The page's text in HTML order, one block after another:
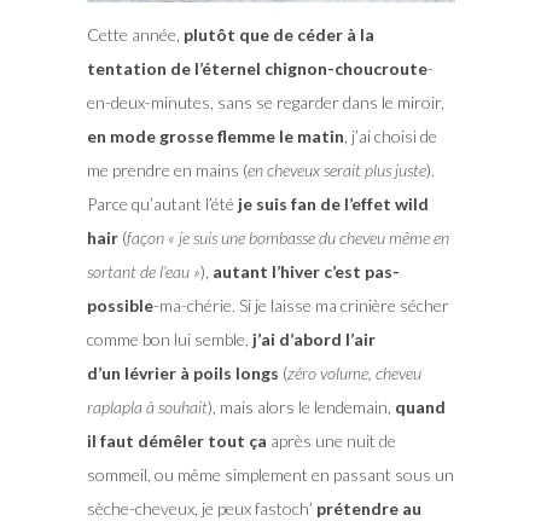
Cette année, plutôt que de céder à la
tentation de l’éternel chignon-choucroute-
en-deux-minutes, sans se regarder dans le miroir,
en mode grosse flemme le matin , j’ai choisi de
me prendre en mains (en cheveux serait plus juste).
Parce qu’autant l’été je suis fan de l’effet wild
hair(façon « je suis une bombasse du cheveu même en
sortant de l’eau »), autant l’hiver c’est pas-
possible-ma-chérie. Si je laisse ma crinière sécher
comme bon lui semble, j’ai d’abord l’air
d’un lévrier à poils longs (zéro volume, cheveu
raplapla à souhait), mais alors le lendemain, quand
il faut démêler tout ça après une nuit de
sommeil, ou même simplement en passant sous un
sèche-cheveux, je peux fastoch’ prétendre au